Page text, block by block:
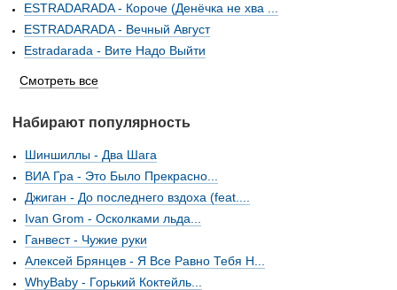
ESTRADARADA - Короче (Денёчка не хва ...
ESTRADARADA - Вечный Август
Estradarada - Вите Надо Выйти
Смотреть все
Набирают популярность
Шиншиллы - Два Шага
ВИА Гра - Это Было Прекрасно...
Джиган - До последнего вздоха (feat....
Ivan Grom - Осколками льда...
Ганвест - Чужие руки
Алексей Брянцев - Я Все Равно Тебя Н...
WhyBaby - Горький Коктейль...